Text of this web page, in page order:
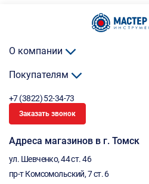
О компании
Покупателям
+7 (3822) 52-34-73
Заказать звонок
Адреса магазинов в г. Томск
ул. Шевченко, 44 ст. 46
пр-т Комсомольский, 7 ст. 6